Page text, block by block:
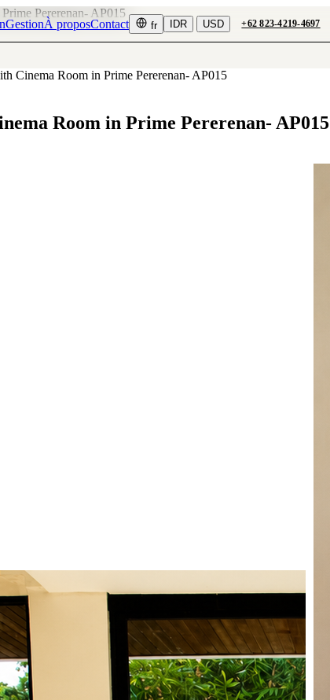
GestionÀ proposContact fr IDR USD +62 823-4219-4697
Pererenan- AP015
Cinema Room in Prime Pererenan- AP015
Room in Prime Pererenan- AP015